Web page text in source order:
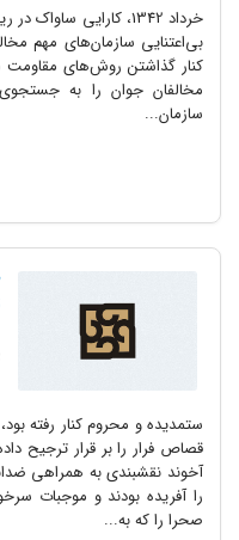
خرداد 1342، کارایی
بی‌اعتنایی سازمان‌های مهم
کنار گذاشتن روش‌های مقاومت
سازمان...
ستمدیده و محروم کنار رفته بود،
قصاص فرار را بر قرار ترجیح
آخوند نقشبندی به همراهی
را آفریده بودند و موجبات
صحرا را که به...